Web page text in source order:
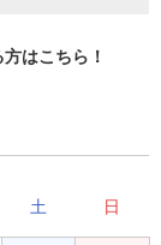
はこちら！
土 日